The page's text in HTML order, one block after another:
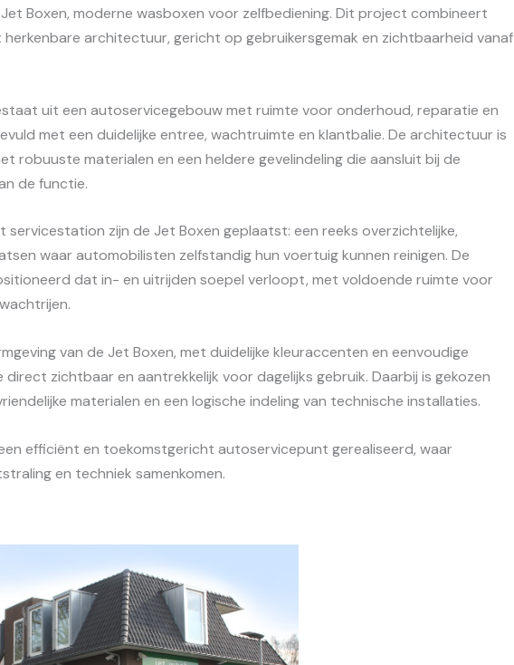
Boxen, moderne wasboxen voor zelfbediening. Dit project combineert
architectuur, gericht op gebruikersgemak en zichtbaarheid vanaf
uit een autoservicegebouw met ruimte voor onderhoud, reparatie en
met een duidelijke entree, wachtruimte en klantbalie. De architectuur is
robuuste materialen en een heldere gevelindeling die aansluit bij de
de functie.
servicestation zijn de Jet Boxen geplaatst: een reeks overzichtelijke,
waar automobilisten zelfstandig hun voertuig kunnen reinigen. De
dat in- en uitrijden soepel verloopt, met voldoende ruimte voor
van de Jet Boxen, met duidelijke kleuraccenten en eenvoudige
direct zichtbaar en aantrekkelijk voor dagelijks gebruik. Daarbij is gekozen
materialen en een logische indeling van technische installaties.
efficiënt en toekomstgericht autoservicepunt gerealiseerd, waar
en techniek samenkomen.